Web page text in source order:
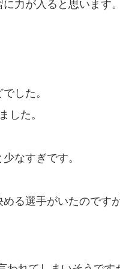
力が入ると思います。
した。
した。
なすぎです。
る選手がいたのです